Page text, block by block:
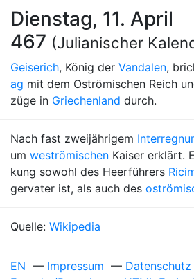
Dienstag, 11. April
467 (Julianischer
Geiserich, König der Vandalen,
ag mit dem Oströmischen Reich
züge in Griechenland durch.
Nach fast zweijährigem
um weströmischen Kaiser erklärt.
kung sowohl des Heerführers
gervater ist, als auch des
Quelle: Wikipedia
EN — Impressum — Datenschutz